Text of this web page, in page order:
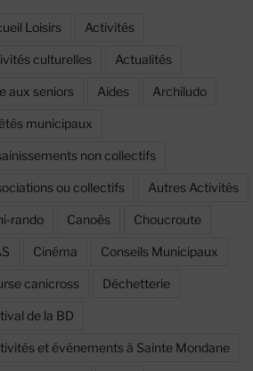
Loisirs Activités
culturelles Actualités
aux seniors Aides Archiludo
municipaux
non collectifs
ou collectifs Autres Activités
rando Canoës Choucroute
Cinéma Conseils Municipaux
canicross Déchetterie
de la BD
et événements à Sainte Mondane